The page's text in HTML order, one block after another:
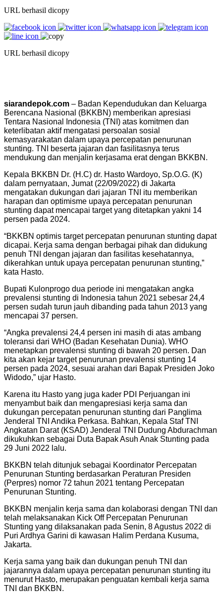
URL berhasil dicopy
URL berhasil dicopy
siarandepok.com – Badan Kependudukan dan Keluarga
Berencana Nasional (BKKBN) memberikan apresiasi
Tentara Nasional Indonesia (TNI) atas komitmen dan
keterlibatan aktif mengatasi persoalan sosial
kemasyarakatan dalam upaya percepatan penurunan
stunting. TNI beserta jajaran dan fasilitasnya terus
mendukung dan menjalin kerjasama erat dengan BKKBN.
Kepala BKKBN Dr. (H.C) dr. Hasto Wardoyo, Sp.O.G. (K)
dalam pernyataan, Jumat (22/09/2022) di Jakarta
mengatakan dukungan dari jajaran TNI itu memberikan
harapan dan optimisme upaya percepatan penurunan
stunting dapat mencapai target yang ditetapkan yakni 14
persen pada 2024.
“BKKBN optimis target percepatan penurunan stunting dapat
dicapai. Kerja sama dengan berbagai pihak dan didukung
penuh TNI dengan jajaran dan fasilitas kesehatannya,
dikerahkan untuk upaya percepatan penurunan stunting,”
kata Hasto.
Bupati Kulonprogo dua periode ini mengatakan angka
prevalensi stunting di Indonesia tahun 2021 sebesar 24,4
persen sudah turun jauh dibanding pada tahun 2013 yang
mencapai 37 persen.
“Angka prevalensi 24,4 persen ini masih di atas ambang
toleransi dari WHO (Badan Kesehatan Dunia). WHO
menetapkan prevalensi stunting di bawah 20 persen. Dan
kita akan kejar target penurunan prevalensi stunting 14
persen pada 2024, sesuai arahan dari Bapak Presiden Joko
Widodo,” ujar Hasto.
Karena itu Hasto yang juga kader PDI Perjuangan ini
menyambut baik dan mengapresiasi kerja sama dan
dukungan percepatan penurunan stunting dari Panglima
Jenderal TNI Andika Perkasa. Bahkan, Kepala Staf TNI
Angkatan Darat (KSAD) Jenderal TNI Dudung Abdurachman
dikukuhkan sebagai Duta Bapak Asuh Anak Stunting pada
29 Juni 2022 lalu.
BKKBN telah ditunjuk sebagai Koordinator Percepatan
Penurunan Stunting berdasarkan Peraturan Presiden
(Perpres) nomor 72 tahun 2021 tentang Percepatan
Penurunan Stunting.
BKKBN menjalin kerja sama dan kolaborasi dengan TNI dan
telah melaksanakan Kick Off Percepatan Penurunan
Stunting yang dilaksanakan pada Senin, 8 Agustus 2022 di
Puri Ardhya Garini di kawasan Halim Perdana Kusuma,
Jakarta.
Kerja sama yang baik dan dukungan penuh TNI dan
jajarannya dalam upaya percepatan penurunan stunting itu
menurut Hasto, merupakan penguatan kembali kerja sama
TNI dan BKKBN.